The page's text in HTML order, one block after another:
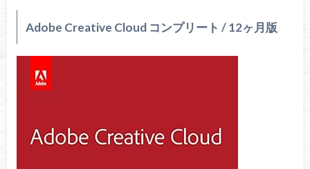
Adobe Creative Cloud コンプリート / 12ヶ月版